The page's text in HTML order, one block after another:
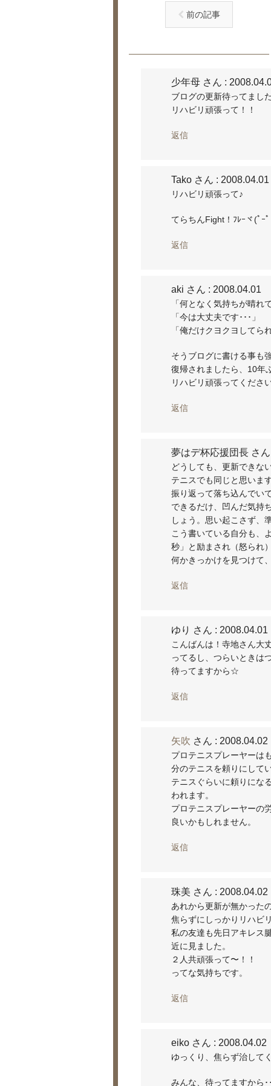
前の記事
少年母 さん :
ブログの更新待ってまし
リハビリ頑張って！！
返信
Tako さん : 2008.04.01
リハビリ頑張って♪
てらちんFight！ﾌﾚｰヾ(ﾟｰ
返信
aki さん : 2008.04.01
「何となく気持ちが晴れ
「今は大丈夫です･･･」
「俺だけクヨクヨしてら
そうブログに書ける事も
復帰されましたら、10年
リハビリ頑張ってくださ
返信
夢はデ杯応援団長 さん
どうしても、更新できな
テニスでも同じと思いま
振り返って落ち込んでい
できるだけ、凹んだ気持
しょう。思い起こさず、
こう書いている自分も、
秒」と励まされ（怒られ
何かきっかけを見つけて
返信
ゆり さん : 2008.04.01
こんばんは！寺地さん大
ってるし、つらいときは
待ってますから☆
返信
矢吹 さん : 2008.04.02
プロテニスプレーヤーは
分のテニスを頼りにして
テニスぐらいに頼りにな
われます。
プロテニスプレーヤーの
良いかもしれません。
返信
珠美 さん : 2008.04.02
あれから更新が無かった
焦らずにしっかりリハビ
私の友達も先日アキレス
近に見ました。
２人共頑張って〜！！
ってな気持ちです。
返信
eiko さん : 2008.04.02
ゆっくり、焦らず治して
みんな、待ってますから･